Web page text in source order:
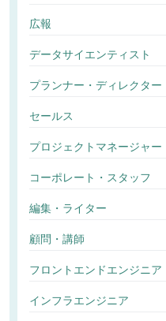
広報
データサイエンティスト
プランナー・ディレクター
セールス
プロジェクトマネージャー
コーポレート・スタッフ
編集・ライター
顧問・講師
フロントエンドエンジニア
インフラエンジニア